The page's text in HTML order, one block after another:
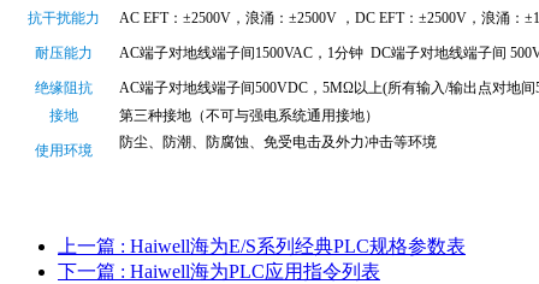
抗干扰能力
AC EFT：±2500V，浪涌：±2500V ，DC EFT：±2500V，浪涌：
耐压能力 AC端子对地线端子间1500VAC，1分钟 DC端子对地线端子间
绝缘阻抗
AC端子对地线端子间500VDC，5MΩ以上(所有输入/输出点对地间
接地
第三种接地（不可与强电系统通用接地）
使用环境 防尘、防潮、防腐蚀、免受电击及外力冲击等环境
上一篇 : Haiwell海为E/S系列经典PLC规格参数表
下一篇 : Haiwell海为PLC应用指令列表